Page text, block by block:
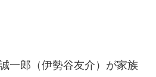
一郎（伊勢谷友介）が家族